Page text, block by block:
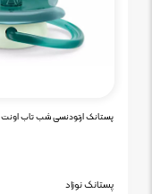
پستانک ارتودنسی شب تاب اونت ۶-۱۸ ماه طرح ستاره
پستانک نوزاد